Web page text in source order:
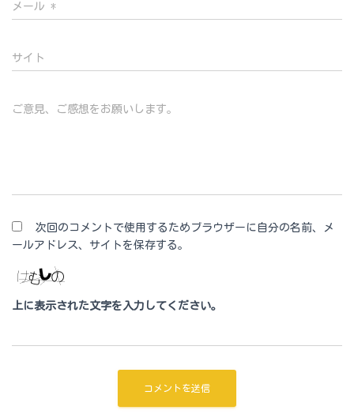
メール *
サイト
ご意見、ご感想をお願いします。
次回のコメントで使用するためブラウザーに自分の名前、メ
ールアドレス、サイトを保存する。
上に表示された文字を入力してください。